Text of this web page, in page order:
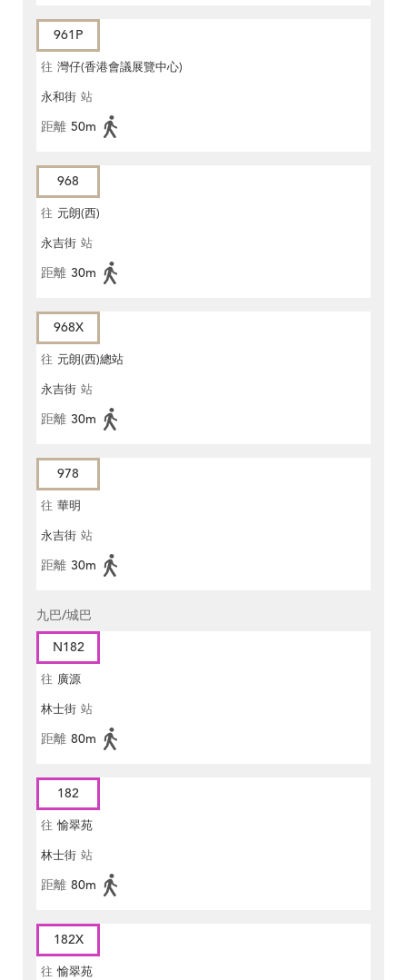
961P
往 灣仔(香港會議展覽中心)
永和街 站
距離 50m
968
往 元朗(西)
永吉街 站
距離 30m
968X
往 元朗(西)總站
永吉街 站
距離 30m
978
往 華明
永吉街 站
距離 30m
九巴/城巴
N182
往 廣源
林士街 站
距離 80m
182
往 愉翠苑
林士街 站
距離 80m
182X
往 愉翠苑